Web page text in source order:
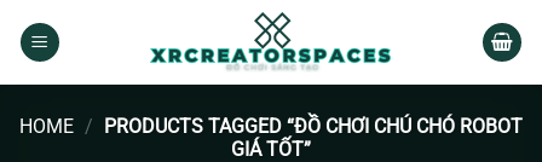
HOME / PRODUCTS TAGGED “ĐỒ CHƠI CHÚ CHÓ ROBOT
GIÁ TỐT”